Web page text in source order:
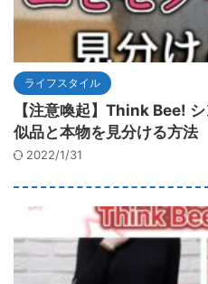
ライフスタイル
【注意喚起】Think Bee!
似品と本物を見分ける方法
2022/1/31